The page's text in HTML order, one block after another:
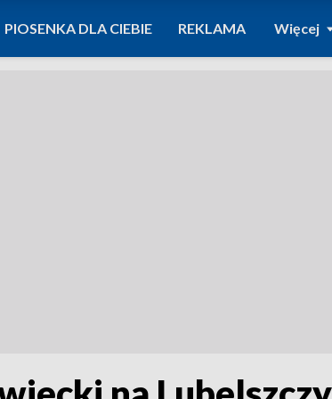
PIOSENKA DLA CIEBIE REKLAMA Więcej